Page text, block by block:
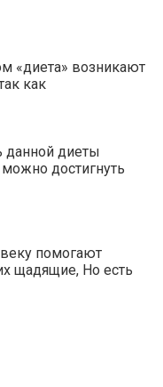
«диета» возникают
как
данной диеты
достигнуть
помогают
щадящие, Но есть